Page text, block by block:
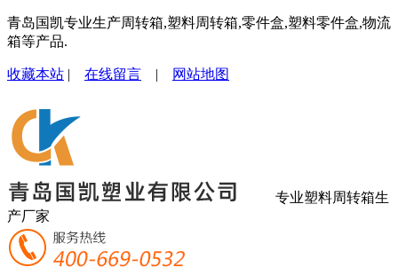
青岛国凯专业生产周转箱,塑料周转箱,零件盒,塑料零件盒,物流
箱等产品.
收藏本站 | 在线留言 | 网站地图
专业塑料周转箱生
产厂家